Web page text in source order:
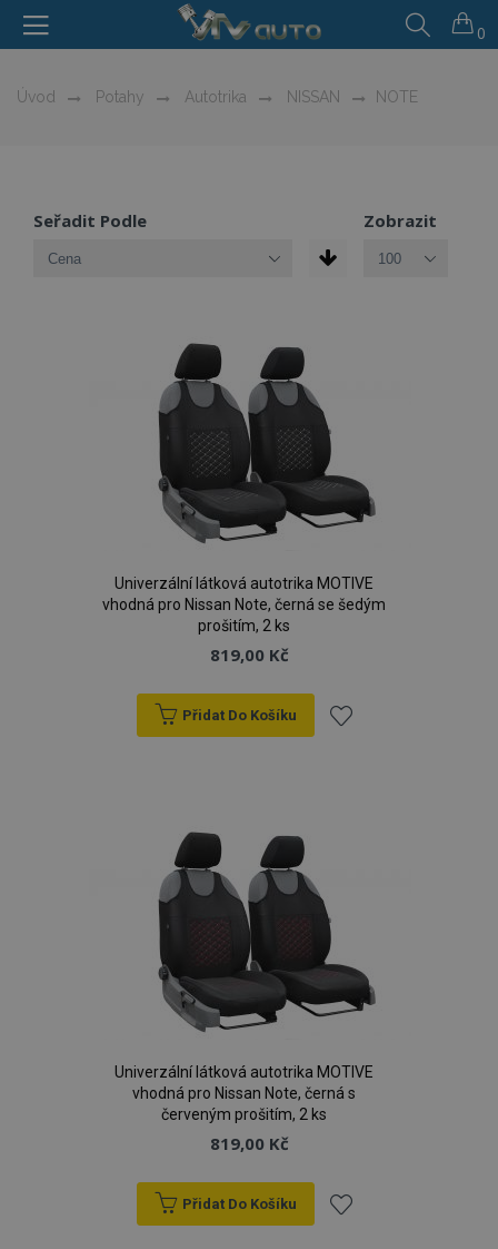
0
Úvod Potahy Autotrika NISSAN NOTE
Seřadit Podle Zobrazit
Univerzální látková autotrika MOTIVE
vhodná pro Nissan Note, černá se šedým
prošitím, 2 ks
819,00 Kč
Přidat Do Košíku
Univerzální látková autotrika MOTIVE
vhodná pro Nissan Note, černá s
červeným prošitím, 2 ks
819,00 Kč
Přidat Do Košíku